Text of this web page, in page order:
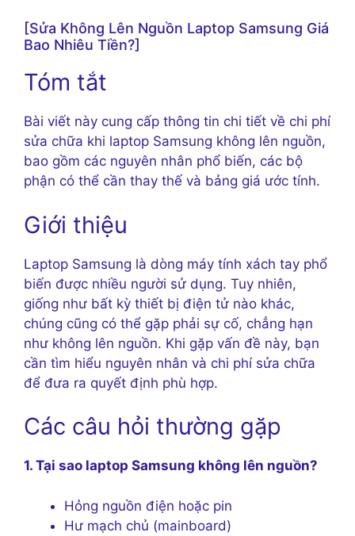
[Sửa Không Lên Nguồn Laptop Samsung Giá
Bao Nhiêu Tiền?]
Tóm tắt
Bài viết này cung cấp thông tin chi tiết về chi phí
sửa chữa khi laptop Samsung không lên nguồn,
bao gồm các nguyên nhân phổ biến, các bộ
phận có thể cần thay thế và bảng giá ước tính.
Giới thiệu
Laptop Samsung là dòng máy tính xách tay phổ
biến được nhiều người sử dụng. Tuy nhiên,
giống như bất kỳ thiết bị điện tử nào khác,
chúng cũng có thể gặp phải sự cố, chẳng hạn
như không lên nguồn. Khi gặp vấn đề này, bạn
cần tìm hiểu nguyên nhân và chi phí sửa chữa
để đưa ra quyết định phù hợp.
Các câu hỏi thường gặp
1. Tại sao laptop Samsung không lên nguồn?
Hỏng nguồn điện hoặc pin
Hư mạch chủ (mainboard)